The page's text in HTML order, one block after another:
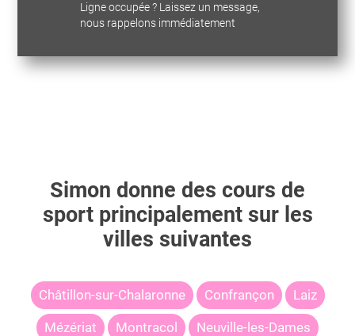
Ligne occupée ? Laissez un message,
nous rappelons immédiatement
Simon donne des cours de
sport principalement sur les
villes suivantes
Châtillon-sur-Chalaronne Confrançon Laiz
Mézériat Montracol Neuville-les-Dames